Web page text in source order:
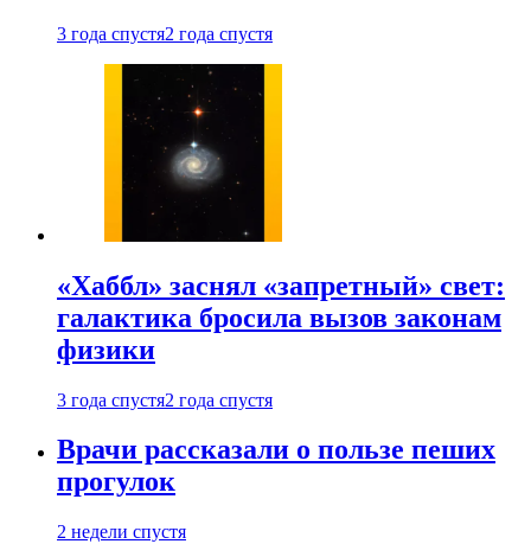
3 года спустя2 года спустя
«Хаббл» заснял «запретный» свет:
галактика бросила вызов законам
физики
3 года спустя2 года спустя
Врачи рассказали о пользе пеших
прогулок
2 недели спустя